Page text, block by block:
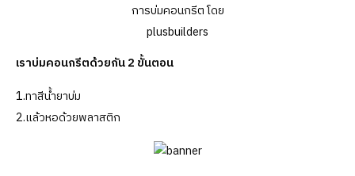
การบ่มคอนกรีต โดย
plusbuilders
เราบ่มคอนกรีตด้วยกัน 2 ขั้นตอน
1.ทาสีน้ำยาบ่ม
2.แล้วหอด้วยพลาสติก